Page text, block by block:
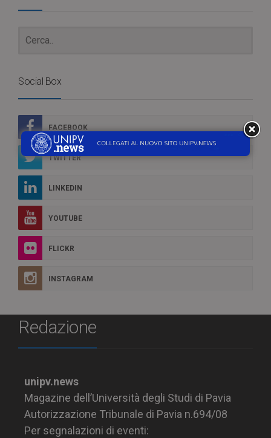
Social Box
FACEBOOK
TWITTER
LINKEDIN
YOUTUBE
FLICKR
INSTAGRAM
Redazione
unipv.news
Magazine dell’Università degli Studi di Pavia
Autorizzazione Tribunale di Pavia n.694/08
Per segnalazioni di eventi: